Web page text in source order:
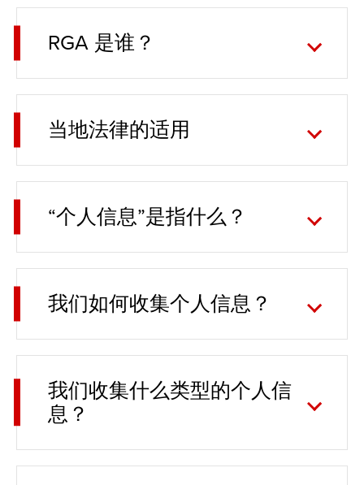
RGA 是谁？
当地法律的适用
“个人信息”是指什么？
我们如何收集个人信息？
我们收集什么类型的个人信
息？